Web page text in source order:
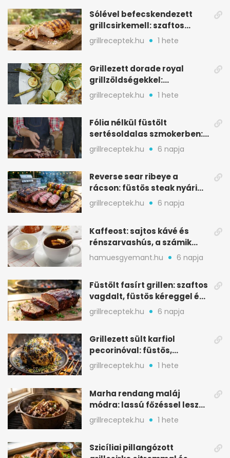
Sólével befecskendezett
grillcsirkemell: szaftos
marad, nem szárad ki
grillreceptek.hu 1 hete
Grillezett dorade royal
grillzöldségekkel:
mediterrán ízek a rostélyról
grillreceptek.hu 1 hete
Fólia nélkül füstölt
sertésoldalas szmokerben:
ropogós bark, 6 óra
grillreceptek.hu 6 napja
Reverse sear ribeye a
rácson: füstös steak nyári
tökkebabbal
grillreceptek.hu 6 napja
Kaffeost: sajtos kávé és
rénszarvashús, a számik
melegítő itala
hamuesgyemant.hu 6 napja
Füstölt fasírt grillen: szaftos
vagdalt, füstös kéreggel és
BBQ mázzal
grillreceptek.hu 6 napja
Grillezett sült karfiol
pecorinóval: füstös,
karamellizált nyári kedvenc
grillreceptek.hu 1 hete
Marha rendang maláj
módra: lassú főzéssel lesz
igazán szaftos
grillreceptek.hu 1 hete
Szicíliai pillangózott